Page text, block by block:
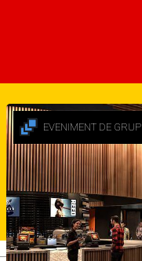
Deutsch
EVENIMENT DE GRUP